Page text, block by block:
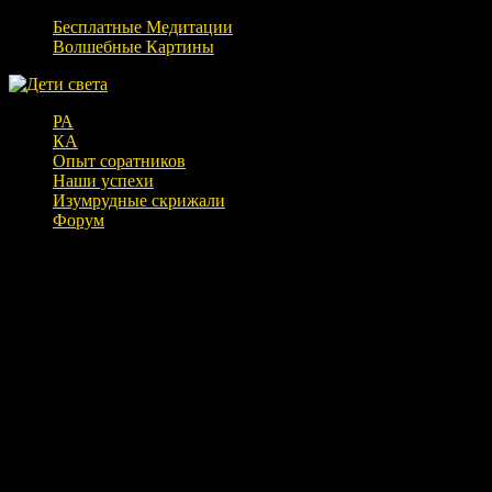
Бесплатные Медитации
Волшебные Картины
РА
КА
Опыт соратников
Наши успехи
Изумрудные скрижали
Форум